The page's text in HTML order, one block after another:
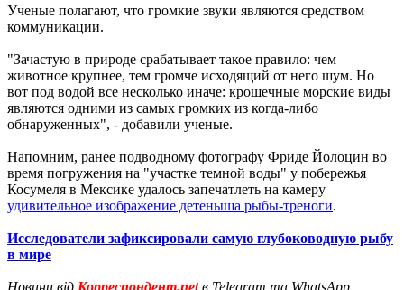
Ученые полагают, что громкие звуки являются средством
коммуникации.
"Зачастую в природе срабатывает такое правило: чем
животное крупнее, тем громче исходящий от него шум. Но
вот под водой все несколько иначе: крошечные морские виды
являются одними из самых громких из когда-либо
обнаруженных", - добавили ученые.
Напомним, ранее подводному фотографу Фриде Йолоцин во
время погружения на "участке темной воды" у побережья
Косумеля в Мексике удалось запечатлеть на камеру
удивительное изображение детеныша рыбы-треноги.
Исследователи зафиксировали самую глубоководную рыбу
в мире
Новини від Корреспондент.netв Telegram та WhatsApp.